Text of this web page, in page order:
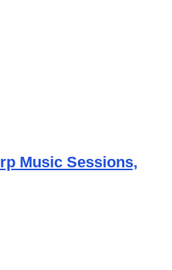
Music Sessions,